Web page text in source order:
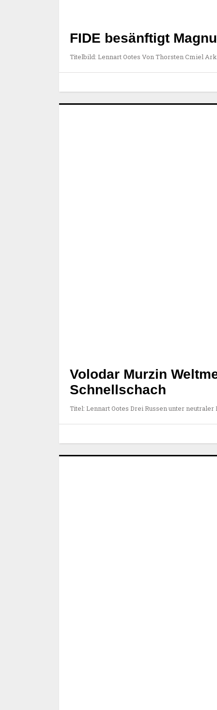
FIDE besänftigt
Titelbild: Lennart Ootes Von Thorsten Cmiel
Volodar Murzin
Schnellschach
Titel: Lennart Ootes Drei Russen unter neutraler